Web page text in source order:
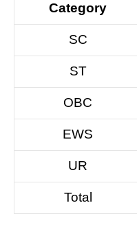
Category
SC
ST
OBC
EWS
UR
Total